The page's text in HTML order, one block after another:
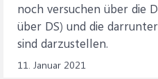
noch versuchen über die
über DS) und die
sind darzustellen.
11. Januar 2021